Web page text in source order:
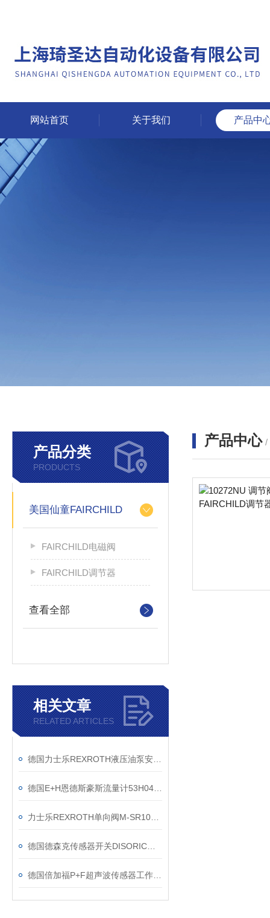
网站首页 关于我们 产品中
产品分类
PRODUCTS
美国仙童FAIRCHILD
FAIRCHILD电磁阀
FAIRCHILD调节器
查看全部
相关文章
RELATED ARTICLES
产品中心 /